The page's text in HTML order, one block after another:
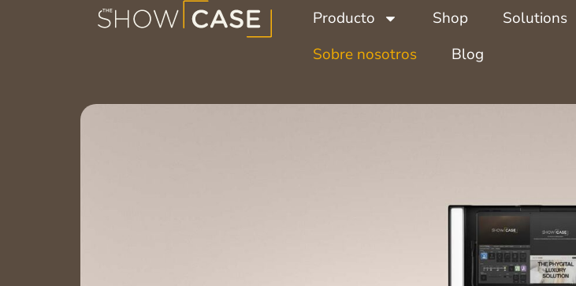
Producto Shop
Solutions
Sobre nosotros
Blog